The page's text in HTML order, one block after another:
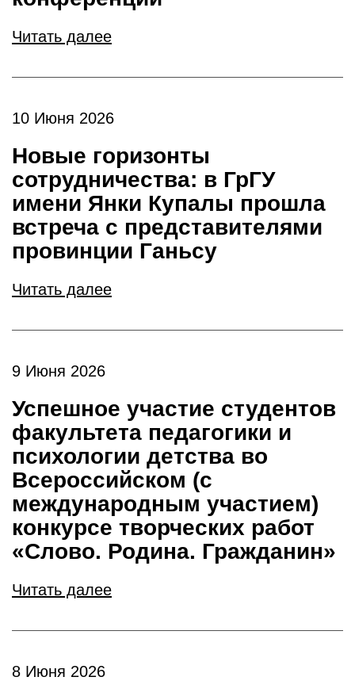
Читать далее
10 Июня 2026
Новые горизонты
сотрудничества: в ГрГУ
имени Янки Купалы прошла
встреча с представителями
провинции Ганьсу
Читать далее
9 Июня 2026
Успешное участие студентов
факультета педагогики и
психологии детства во
Всероссийском (с
международным участием)
конкурсе творческих работ
«Слово. Родина. Гражданин»
Читать далее
8 Июня 2026